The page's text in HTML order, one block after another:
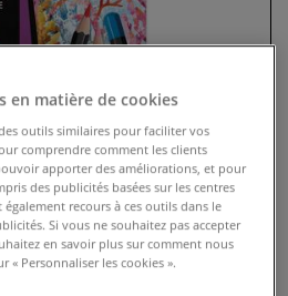
aquarellables
en matière de cookies
outils similaires pour faciliter vos
comprendre comment les clients
apporter des améliorations, et pour
des publicités basées sur les centres
également recours à ces outils dans le
Si vous ne souhaitez pas accepter
en savoir plus sur comment nous
« Personnaliser les cookies ».